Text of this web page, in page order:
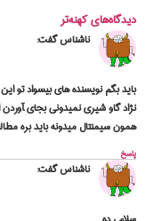
دیدگاه‌های کهنه‌تر
ناشناسگفت:
باید بگم نویسنده های بیسواد تو
نژاد گاو شیری نمیدونی بجای
همون سیمنتال میدونه باید بره
پاسخ
ناشناسگفت: